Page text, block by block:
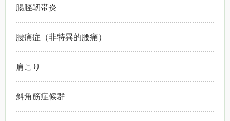
腸脛靭帯炎
腰痛症（非特異的腰痛）
肩こり
斜角筋症候群